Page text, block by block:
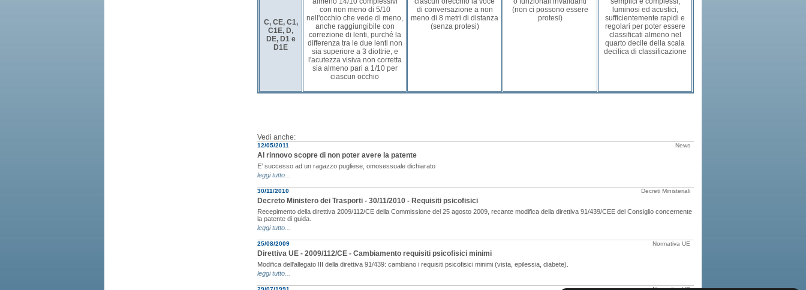
C, CE, C1,
C1E, D,
DE, D1 e
D1E
con non meno di 5/10
nell'occhio che vede di meno,
anche raggiungibile con
correzione di lenti, purché la
differenza tra le due lenti non
sia superiore a 3 diottrie, e
l'acutezza visiva non corretta
sia almeno pari a 1/10 per
ciascun occhio
di conversazione a non
meno di 8 metri di distanza
(senza protesi)
(non ci possono essere
protesi)
luminosi ed acustici,
sufficientemente rapidi e
regolari per poter essere
classificati almeno nel
quarto decile della scala
decilica di classificazione
Vedi anche:
12/05/2011 News
Al rinnovo scopre di non poter avere la patente
E’ successo ad un ragazzo pugliese, omosessuale dichiarato
leggi tutto...
30/11/2010 Decreti Ministeriali
Decreto Ministero dei Trasporti - 30/11/2010 - Requisiti psicofisici
Recepimento della direttiva 2009/112/CE della Commissione del 25 agosto 2009, recante modifica della direttiva 91/439/CEE del Consiglio concernente
la patente di guida.
leggi tutto...
25/08/2009 Normativa UE
Direttiva UE - 2009/112/CE - Cambiamento requisiti psicofisici minimi
Modifica dell'allegato III della direttiva 91/439: cambiano i requisiti psicofisici minimi (vista, epilessia, diabete).
leggi tutto...